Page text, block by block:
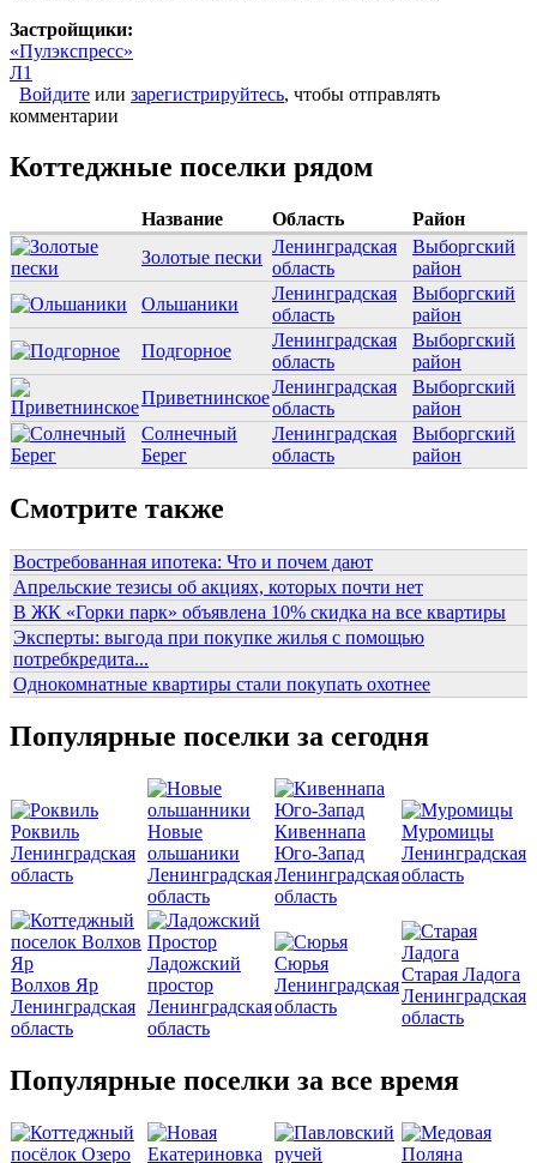
Застройщики:
«Пулэкспресс»
Л1
Войдите или зарегистрируйтесь, чтобы отправлять
комментарии
Коттеджные поселки рядом
Название Область
Район
Золотые пески
Ленинградская
область
Выборгский
район
Ольшаники
Ленинградская
область
Выборгский
район
Подгорное
Ленинградская
область
Выборгский
район
Приветнинское
Ленинградская
область
Выборгский
район
Солнечный
Берег
Ленинградская
область
Выборгский
район
Смотрите также
Востребованная ипотека: Что и почем дают
Апрельские тезисы об акциях, которых почти нет
В ЖК «Горки парк» объявлена 10% скидка на все квартиры
Эксперты: выгода при покупке жилья с помощью
потребкредита...
Однокомнатные квартиры стали покупать охотнее
Популярные поселки за сегодня
Роквиль
Ленинградская
область
Новые
ольшаники
Ленинградская
область
Кивеннапа
Юго-Запад
Ленинградская
область
Муромицы
Ленинградская
область
Волхов Яр
Ленинградская
область
Ладожский
простор
Ленинградская
область
Сюрья
Ленинградская
область
Старая Ладога
Ленинградская
область
Популярные поселки за все время